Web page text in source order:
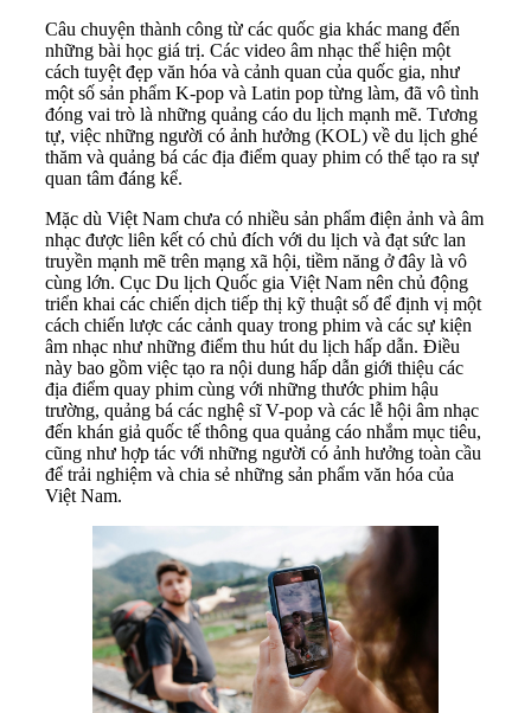
Câu chuyện thành công từ các quốc gia khác mang đến
những bài học giá trị. Các video âm nhạc thể hiện một
cách tuyệt đẹp văn hóa và cảnh quan của quốc gia, như
một số sản phẩm K-pop và Latin pop từng làm, đã vô tình
đóng vai trò là những quảng cáo du lịch mạnh mẽ. Tương
tự, việc những người có ảnh hưởng (KOL) về du lịch ghé
thăm và quảng bá các địa điểm quay phim có thể tạo ra sự
quan tâm đáng kể.
Mặc dù Việt Nam chưa có nhiều sản phẩm điện ảnh và âm
nhạc được liên kết có chủ đích với du lịch và đạt sức lan
truyền mạnh mẽ trên mạng xã hội, tiềm năng ở đây là vô
cùng lớn. Cục Du lịch Quốc gia Việt Nam nên chủ động
triển khai các chiến dịch tiếp thị kỹ thuật số để định vị một
cách chiến lược các cảnh quay trong phim và các sự kiện
âm nhạc như những điểm thu hút du lịch hấp dẫn. Điều
này bao gồm việc tạo ra nội dung hấp dẫn giới thiệu các
địa điểm quay phim cùng với những thước phim hậu
trường, quảng bá các nghệ sĩ V-pop và các lễ hội âm nhạc
đến khán giả quốc tế thông qua quảng cáo nhắm mục tiêu,
cũng như hợp tác với những người có ảnh hưởng toàn cầu
để trải nghiệm và chia sẻ những sản phẩm văn hóa của
Việt Nam.